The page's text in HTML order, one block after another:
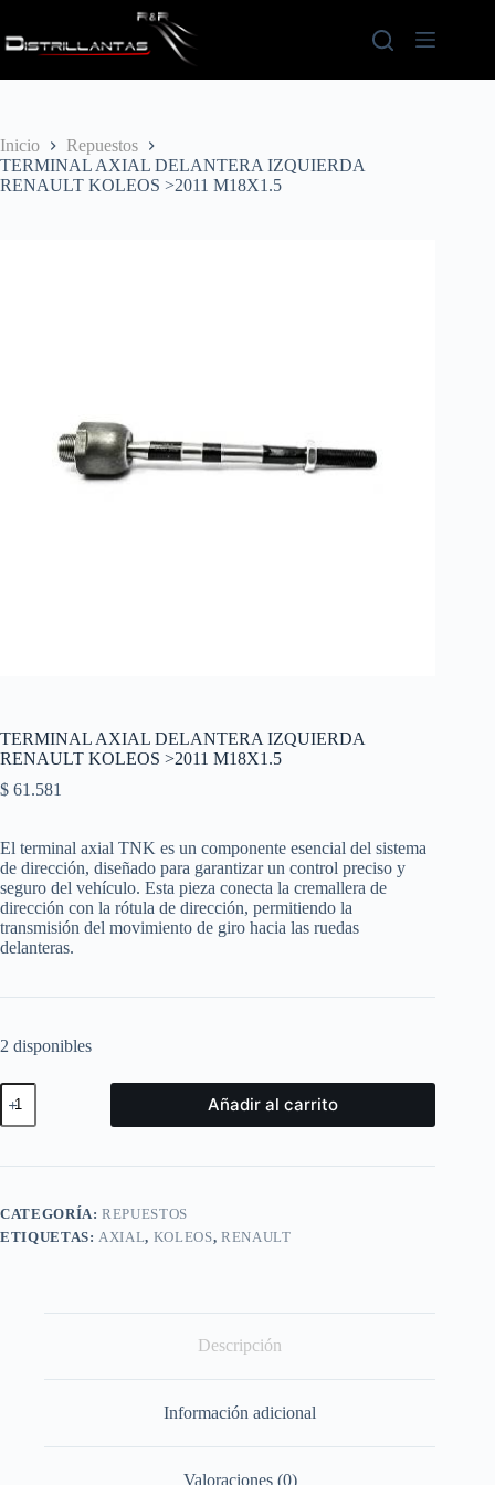
contenido
Inicio
Repuestos
TERMINAL AXIAL DELANTERA IZQUIERDA
RENAULT KOLEOS >2011 M18X1.5
TERMINAL AXIAL DELANTERA IZQUIERDA
RENAULT KOLEOS >2011 M18X1.5
$ 61.581
El terminal axial TNK es un componente esencial del sistema
de dirección, diseñado para garantizar un control preciso y
seguro del vehículo. Esta pieza conecta la cremallera de
dirección con la rótula de dirección, permitiendo la
transmisión del movimiento de giro hacia las ruedas
delanteras.
2 disponibles
TERMINAL
AXIAL
DELANTERA
RENAULT
M18X1.5
cantidad
Añadir al carrito
CATEGORÍA:REPUESTOS
ETIQUETAS: AXIAL, KOLEOS, RENAULT
Descripción
Información adicional
Valoraciones (0)